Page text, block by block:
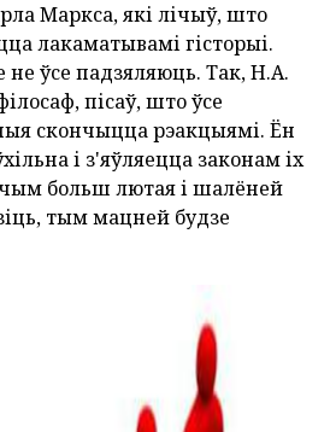
Маркса, які лічыў, што
лакаматывамі гісторыі.
не ўсе падзяляюць. Так, Н.А.
пісаў, што ўсе
скончыцца рэакцыямі. Ён
і з'яўляецца законам іх
больш лютая і шалёней
тым мацней будзе